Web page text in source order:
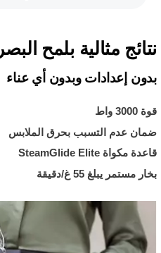
نتائج مثالية بلمح البصر
بدون إعدادات وبدون أي عناء
قوة 3000 واط
ضمان عدم التسبب بحرق الملابس
قاعدة مكواة SteamGlide Elite
بخار مستمر يبلغ 55 غ/دقيقة